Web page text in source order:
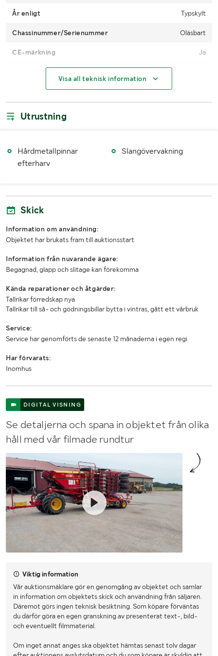
År enligt Typskylt
Chassinummer/Serienummer Oläsbart
CE-märkning Ja
Drifttimmar (h)
Användarmanual Ja, medföljer
Vikt (kg)
Arbetsbredd (m)
Transportlängd (m) 9,5 med drag och harv (demonterbart)
Transportbredd (m)
Transporthöjd (m)
Visa all teknisk information
Utrustning
Hårdmetallpinnar
efterharv
Slangövervakning
Skick
Information om användning:
Objektet har brukats fram till auktionsstart
Information från nuvarande ägare:
Begagnad, glapp och slitage kan förekomma
Kända reparationer och åtgärder:
Tallrikar förredskap nya
Tallrikar till så- och gödningsbillar bytta i vintras, gått ett vårbruk
Service:
Service har genomförts de senaste 12 månaderna i egen regi
Har förvarats:
Inomhus
DIGITAL VISNING
Se detaljerna och spana in objektet från olika
håll med vår filmade rundtur
Viktig information
Vår auktionsmäklare gör en genomgång av objektet och samlar
in information om objektets skick och användning från säljaren.
Däremot görs ingen teknisk besiktning. Som köpare förväntas
du därför göra en egen granskning av presenterat text-, bild-
och eventuellt filmmaterial.
Om inget annat anges ska objektet hämtas senast tolv dagar